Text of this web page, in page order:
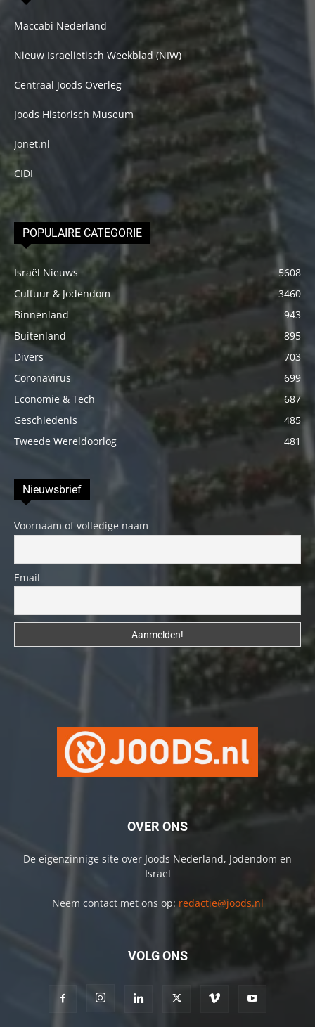
Maccabi Nederland
Nieuw Israelietisch Weekblad (NIW)
Centraal Joods Overleg
Joods Historisch Museum
Jonet.nl
CIDI
POPULAIRE CATEGORIE
Israël Nieuws
5608
Cultuur & Jodendom
3460
Binnenland
943
Buitenland
895
Divers
703
Coronavirus
699
Economie & Tech
687
Geschiedenis
485
Tweede Wereldoorlog
481
Nieuwsbrief
Voornaam of volledige naam
Email
OVER ONS
De eigenzinnige site over Joods Nederland, Jodendom en
Israel
Neem contact met ons op: redactie@joods.nl
VOLG ONS